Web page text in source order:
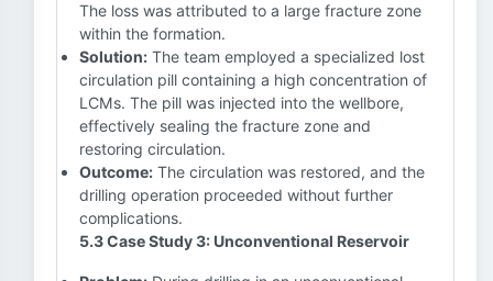
The loss was attributed to a large fracture zone
within the formation.
Solution: The team employed a specialized lost
circulation pill containing a high concentration of
LCMs. The pill was injected into the wellbore,
effectively sealing the fracture zone and
restoring circulation.
Outcome: The circulation was restored, and the
drilling operation proceeded without further
complications.
5.3 Case Study 3: Unconventional Reservoir